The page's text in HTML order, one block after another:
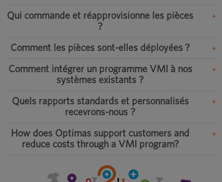
Qui commande et réapprovisionne les pièces
?
Comment les pièces sont-elles déployées ?
Comment intégrer un programme VMI à nos
systèmes existants ?
Quels rapports standards et personnalisés
recevrons-nous ?
How does Optimas support customers and
reduce costs through a VMI program?